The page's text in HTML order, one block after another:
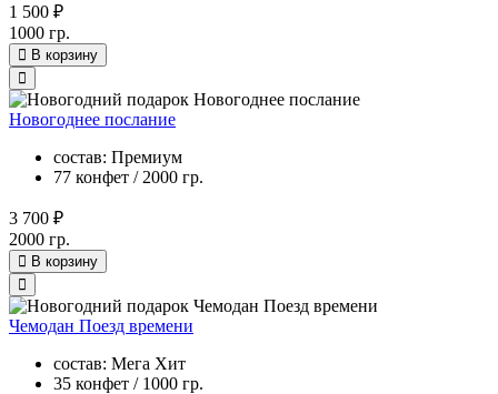
1 500 ₽
1000 гр.
В корзину
Новогоднее послание
состав: Премиум
77 конфет / 2000 гр.
3 700 ₽
2000 гр.
В корзину
Чемодан Поезд времени
состав: Мега Хит
35 конфет / 1000 гр.